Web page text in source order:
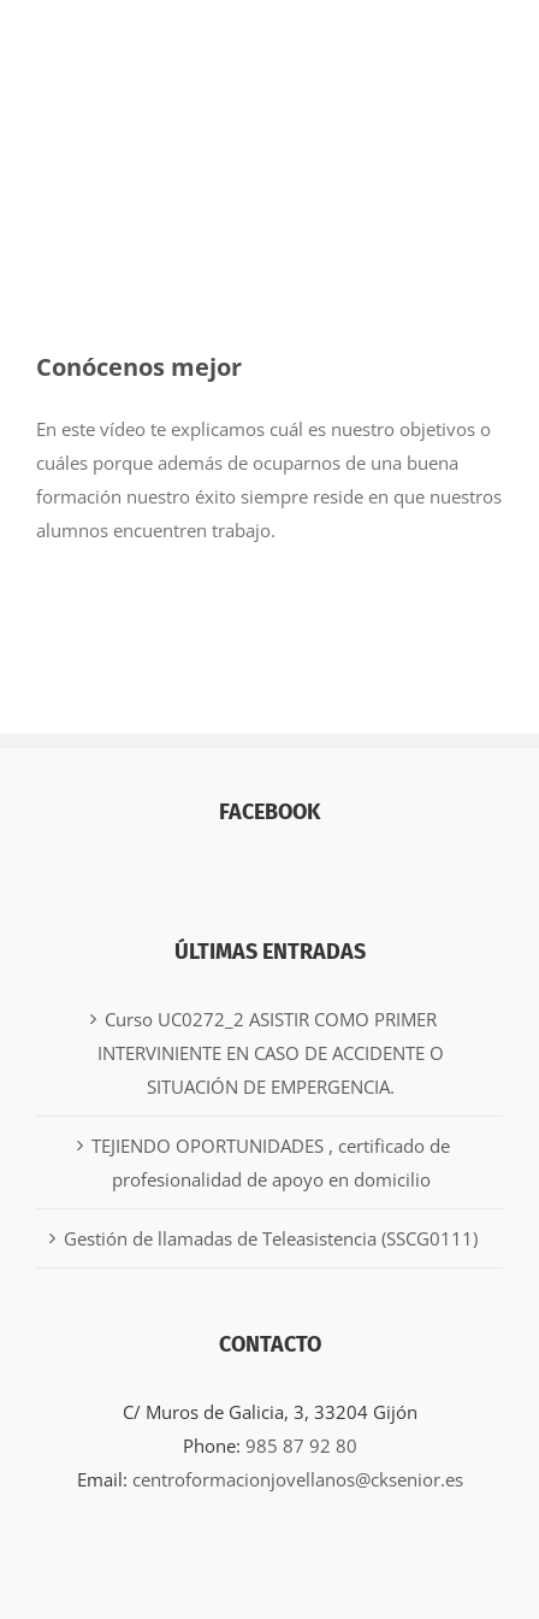
Conócenos mejor
En este vídeo te explicamos cuál es nuestro objetivos o
cuáles porque además de ocuparnos de una buena
formación nuestro éxito siempre reside en que nuestros
alumnos encuentren trabajo.
FACEBOOK
ÚLTIMAS ENTRADAS
Curso UC0272_2 ASISTIR COMO PRIMER
INTERVINIENTE EN CASO DE ACCIDENTE O
SITUACIÓN DE EMPERGENCIA.
TEJIENDO OPORTUNIDADES , certificado de
profesionalidad de apoyo en domicilio
Gestión de llamadas de Teleasistencia (SSCG0111)
CONTACTO
C/ Muros de Galicia, 3, 33204 Gijón
Phone: 985 87 92 80
Email: centroformacionjovellanos@cksenior.es